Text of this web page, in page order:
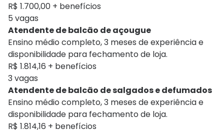
R$ 1.700,00 + benefícios
5 vagas
Atendente de balcão de açougue
Ensino médio completo, 3 meses de experiência e
disponibilidade para fechamento de loja.
R$ 1.814,16 + benefícios
3 vagas
Atendente de balcão de salgados e defumados
Ensino médio completo, 3 meses de experiência e
disponibilidade para fechamento de loja.
R$ 1.814,16 + benefícios